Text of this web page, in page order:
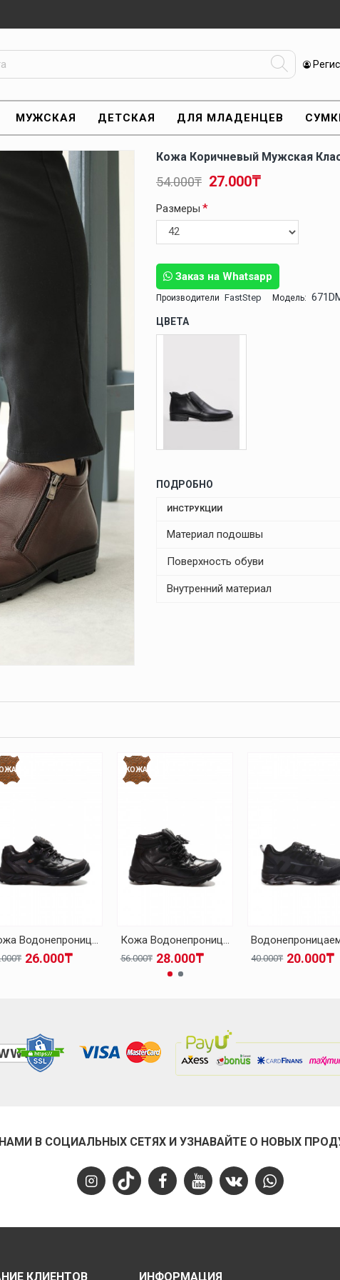
МУЖСКАЯ ДЕТСКАЯ ДЛЯ МЛАДЕНЦЕВ
Кожа Коричневый Мужская
Заказ на Whatsapp
Производители FastStep Модель:
27.000₸
54.000₸
Размеры
ЦВЕТА
ПОДРОБНО
ИНСТРУКЦИИ
Материал подошвы
Поверхность обуви
Внутренний материал
Кожа Водонепроницаемый Черный Унисекс Уличные Обувь 117SXA5537
26.000₸
КОЖА
Кожа Водонепроницаемый Черный Унисекс Уличные Ботинки 117SXA5538
28.000₸
56.000₸ 20.000₸
40.000₸
В СОЦИАЛЬНЫХ СЕТЯХ И УЗНАВАЙТЕ О НОВЫХ
КЛИЕНТОВ ИНФОРМАЦИЯ